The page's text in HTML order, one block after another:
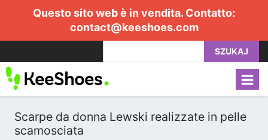
Questo sito web è in vendita. Contatto:
contact@keeshoes.com
SZUKAJ
Scarpe da donna Lewski realizzate in pelle
scamosciata